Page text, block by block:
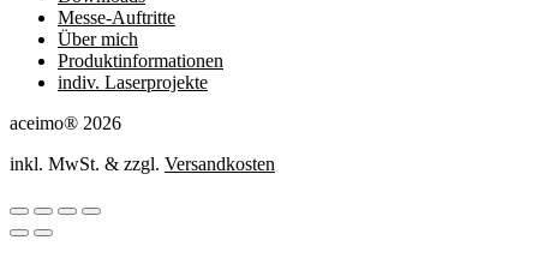
Messe-Auftritte
Über mich
Produktinformationen
indiv. Laserprojekte
aceimo® 2026
inkl. MwSt. & zzgl. Versandkosten